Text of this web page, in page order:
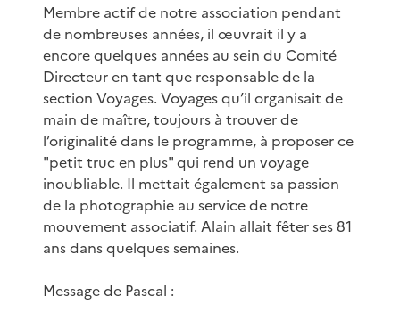
Membre actif de notre association pendant
de nombreuses années, il œuvrait il y a
encore quelques années au sein du Comité
Directeur en tant que responsable de la
section Voyages. Voyages qu’il organisait de
main de maître, toujours à trouver de
l’originalité dans le programme, à proposer ce
"petit truc en plus" qui rend un voyage
inoubliable. Il mettait également sa passion
de la photographie au service de notre
mouvement associatif. Alain allait fêter ses 81
ans dans quelques semaines.
Message de Pascal :